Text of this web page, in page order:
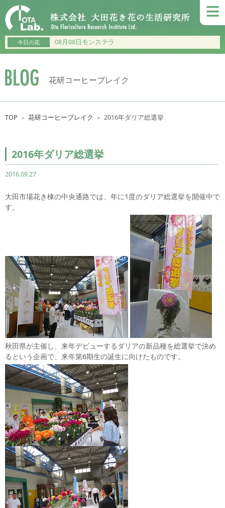
≡
今日の花 08月08日モンステラ
花研コーヒーブレイク
TOP ＞ 花研コーヒーブレイク ＞ 2016年ダリア総選挙
2016年ダリア総選挙
2016.09.27
大田市場花き棟の中央通路では、年に1度のダリア総選挙を開催中で
す。
秋田県が主催し、来年デビューするダリアの新品種を総選挙で決め
るという企画で、来年第6期生の誕生に向けたものです。